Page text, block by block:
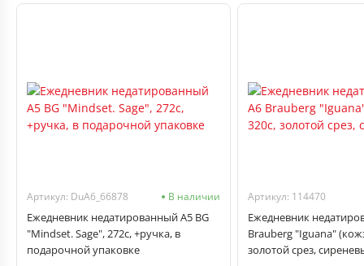
Артикул: DuA6_66878 В наличии
Ежедневник недатированный А5 BG
"Mindset. Sage", 272с, +ручка, в
подарочной упаковке
Артикул: 114470
Ежедневник
Brauberg "Iguana"
золотой срез,